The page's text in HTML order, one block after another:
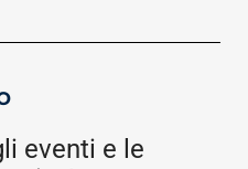
eventi e le